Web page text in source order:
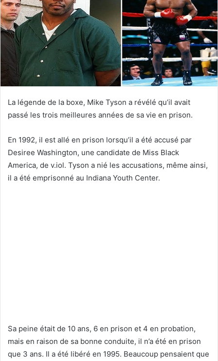
La légende de la boxe, Mike Tyson a révélé qu’il avait
passé les trois meilleures années de sa vie en prison.
En 1992, il est allé en prison lorsqu’il a été accusé par
Desiree Washington, une candidate de Miss Black
America, de v.iol. Tyson a nié les accusations, même ainsi,
il a été emprisonné au Indiana Youth Center.
Sa peine était de 10 ans, 6 en prison et 4 en probation,
mais en raison de sa bonne conduite, il n’a été en prison
que 3 ans. Il a été libéré en 1995. Beaucoup pensaient que